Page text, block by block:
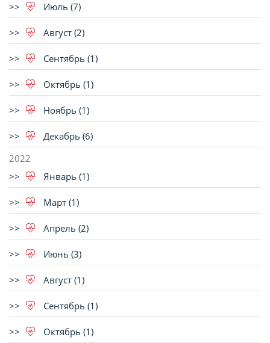
Июль (7)
Август (2)
Сентябрь (1)
Октябрь (1)
Ноябрь (1)
Декабрь (6)
2022
Январь (1)
Март (1)
Апрель (2)
Июнь (3)
Август (1)
Сентябрь (1)
Октябрь (1)